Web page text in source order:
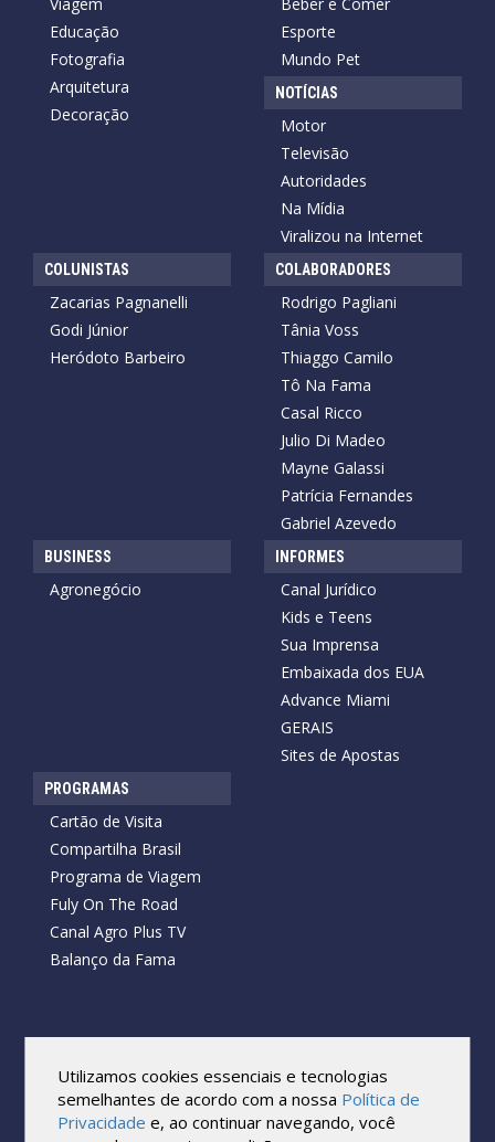
Educação
Fotografia
Arquitetura
Decoração
Esporte
Mundo Pet
NOTÍCIAS
Motor
Televisão
Autoridades
Na Mídia
Viralizou na Internet
COLUNISTAS
Zacarias Pagnanelli
Godi Júnior
Heródoto Barbeiro
COLABORADORES
Rodrigo Pagliani
Tânia Voss
Thiaggo Camilo
Tô Na Fama
Casal Ricco
Julio Di Madeo
Mayne Galassi
Patrícia Fernandes
Gabriel Azevedo
BUSINESS
Agronegócio
INFORMES
Canal Jurídico
Kids e Teens
Sua Imprensa
Embaixada dos EUA
Advance Miami
GERAIS
Sites de Apostas
PROGRAMAS
Cartão de Visita
Compartilha Brasil
Programa de Viagem
Fuly On The Road
Canal Agro Plus TV
Balanço da Fama
Todos os direitos reservados.
Reprodução no todo ou em parte sob qualquer forma ou meio,
sem expressa autorização por escrito do Cartão de Visita, é
proibida.
Utilizamos cookies essenciais e tecnologias
semelhantes de acordo com a nossa Política de
Privacidade e, ao continuar navegando, você